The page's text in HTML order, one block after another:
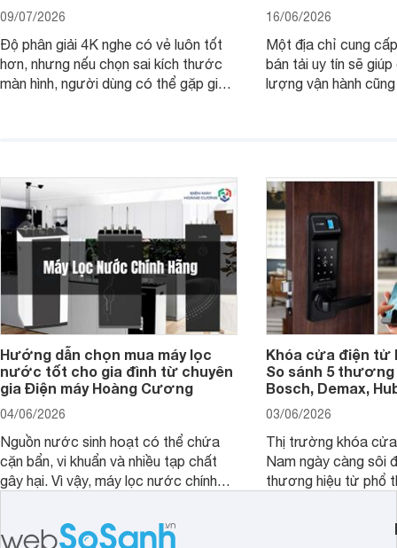
09/07/2026
Độ phân giải 4K nghe có vẻ luôn tốt
hơn, nhưng nếu chọn sai kích thước
màn hình, người dùng có thể gặp giao
16/06/2026
Một địa chỉ cung
bán tải uy tín sẽ
lượng vận hành
Hướng dẫn chọn mua máy lọc
nước tốt cho gia đình từ chuyên
gia Điện máy Hoàng Cương
04/06/2026
Nguồn nước sinh hoạt có thể chứa
cặn bẩn, vi khuẩn và nhiều tạp chất
gây hại. Vì vậy, máy lọc nước chính
sức khỏe và đảm bảo nguồn nước
sạch cho cả gia đình.
Khóa cửa điện tử
So sánh 5 thương
Bosch, Demax,
03/06/2026
Thị trường khóa
Nam ngày càng sôi
thương hiệu từ phổ
cửa điện tử hãng
sẽ so sánh 5